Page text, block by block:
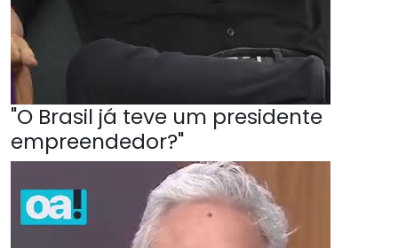
"O Brasil já teve um presidente
empreendedor?"